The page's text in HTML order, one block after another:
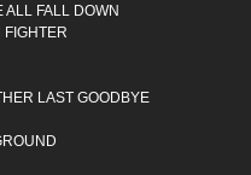
FALL DOWN
LAST GOODBYE